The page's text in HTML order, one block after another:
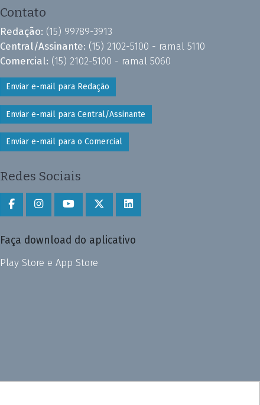
Contato
Redação: (15) 99789-3913
Central/Assinante: (15) 2102-5100 - ramal 5110
Comercial: (15) 2102-5100 - ramal 5060
Enviar e-mail para Redação
Enviar e-mail para Central/Assinante
Enviar e-mail para o Comercial
Redes Sociais
Faça download do aplicativo
Play Store e App Store